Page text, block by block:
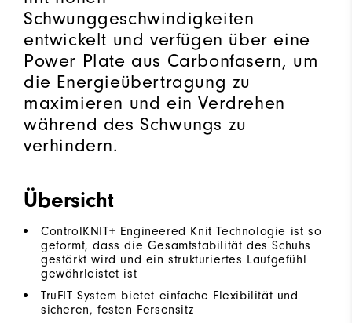
Schwunggeschwindigkeiten
entwickelt und verfügen über eine
Power Plate aus Carbonfasern, um
die Energieübertragung zu
maximieren und ein Verdrehen
während des Schwungs zu
verhindern.
Übersicht
ControlKNIT+ Engineered Knit Technologie ist so
geformt, dass die Gesamtstabilität des Schuhs
gestärkt wird und ein strukturiertes Laufgefühl
gewährleistet ist
TruFIT System bietet einfache Flexibilität und
sicheren, festen Fersensitz